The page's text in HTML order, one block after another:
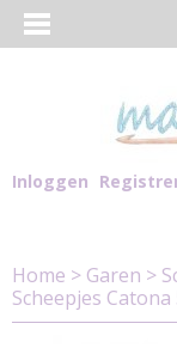
Inloggen
Home > Garen >
Scheepjes